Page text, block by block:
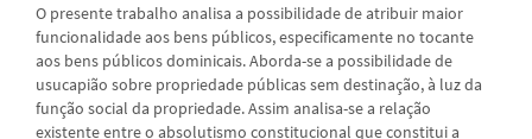
O presente trabalho analisa a possibilidade de atribuir maior
funcionalidade aos bens públicos, especificamente no tocante
aos bens públicos dominicais. Aborda-se a possibilidade de
usucapião sobre propriedade públicas sem destinação, à luz da
função social da propriedade. Assim analisa-se a relação
existente entre o absolutismo constitucional que constitui a